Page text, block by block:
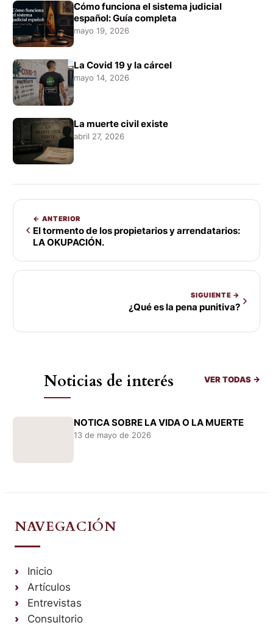
Cómo funciona el sistema judicial
español: Guía completa
mayo 19, 2026
La Covid 19 y la cárcel
mayo 14, 2026
La muerte civil existe
abril 27, 2026
← ANTERIOR
El tormento de los propietarios y arrendatarios:
LA OKUPACIÓN.
SIGUIENTE →
¿Qué es la pena punitiva?
Noticias de interés VER TODAS →
NOTICA SOBRE LA VIDA O LA MUERTE
13 de mayo de 2026
NAVEGACIÓN
Inicio
Artículos
Entrevistas
Consultorio